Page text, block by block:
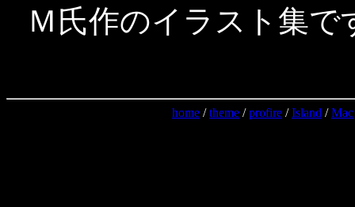
Ｍ氏作のイラスト集
home /theme /profire /Island /Mac